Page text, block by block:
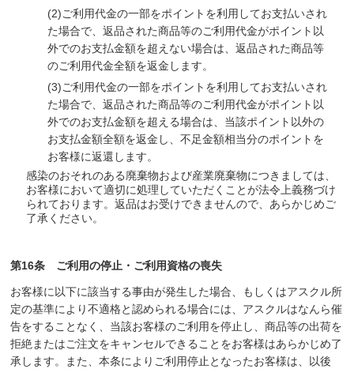
(2)ご利用代金の一部をポイントを利用してお支払いされ
た場合で、返品された商品等のご利用代金がポイント以
外でのお支払金額を超えない場合は、返品された商品等
のご利用代金全額を返金します。
(3)ご利用代金の一部をポイントを利用してお支払いされ
た場合で、返品された商品等のご利用代金がポイント以
外でのお支払金額を超える場合は、当該ポイント以外の
お支払金額全額を返金し、不足金額相当分のポイントを
お客様に返還します。
感染のおそれのある廃棄物および産業廃棄物につきましては、
お客様において適切に処理していただくことが法令上義務づけ
られております。返品はお受けできませんので、あらかじめご
了承ください。
第16条 ご利用の停止・ご利用資格の喪失
お客様に以下に該当する事由が発生した場合、もしくはアスクル所
定の基準により不適格と認められる場合には、アスクルはなんら催
告をすることなく、当該お客様のご利用を停止し、商品等の出荷を
拒絶またはご注文をキャンセルできることをお客様はあらかじめ了
承します。また、本条によりご利用停止となったお客様は、以後